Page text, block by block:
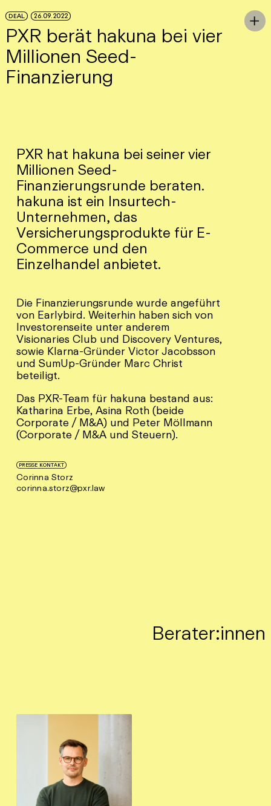
Skip to Main Content

DEAL26.09.2022
PXR berät hakuna bei vier
Millionen Seed-
Finanzierung
PXR hat hakuna bei seiner vier
Millionen Seed-
Finanzierungsrunde beraten.
hakuna ist ein Insurtech-
Unternehmen, das
Versicherungsprodukte für E-
Commerce und den
Einzelhandel anbietet.
Die Finanzierungsrunde wurde angeführt
von Earlybird. Weiterhin haben sich von
Investorenseite unter anderem
Visionaries Club und Discovery Ventures,
sowie Klarna-Gründer Victor Jacobsson
und SumUp-Gründer Marc Christ
beteiligt.
Das PXR-Team für hakuna bestand aus:
Katharina Erbe, Asina Roth (beide
Corporate / M&A) und Peter Möllmann
(Corporate / M&A und Steuern).
PRESSE KONTAKT
Corinna Storz
corinna.storz@pxr.law
Berater:innen